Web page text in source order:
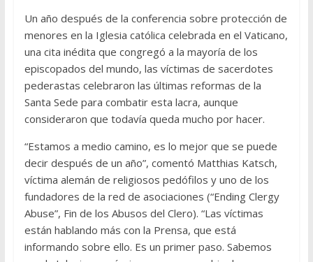
Un año después de la conferencia sobre protección de
menores en la Iglesia católica celebrada en el Vaticano,
una cita inédita que congregó a la mayoría de los
episcopados del mundo, las víctimas de sacerdotes
pederastas celebraron las últimas reformas de la
Santa Sede para combatir esta lacra, aunque
consideraron que todavía queda mucho por hacer.
“Estamos a medio camino, es lo mejor que se puede
decir después de un año”, comentó Matthias Katsch,
víctima alemán de religiosos pedófilos y uno de los
fundadores de la red de asociaciones (“Ending Clergy
Abuse”, Fin de los Abusos del Clero). “Las víctimas
están hablando más con la Prensa, que está
informando sobre ello. Es un primer paso. Sabemos